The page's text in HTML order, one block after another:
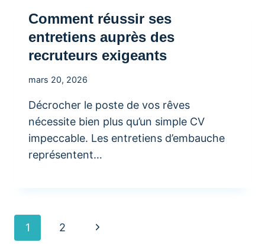
Comment réussir ses
entretiens auprès des
recruteurs exigeants
mars 20, 2026
Décrocher le poste de vos rêves
nécessite bien plus qu’un simple CV
impeccable. Les entretiens d’embauche
représentent…
Navigation
1 2
Page